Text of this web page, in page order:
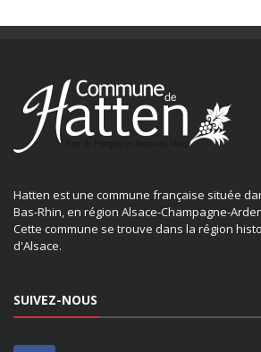
Hatten est une commune française située
Bas-Rhin, en région Alsace-Champagne-
Cette commune se trouve dans la région
d'Alsace.
SUIVEZ-NOUS